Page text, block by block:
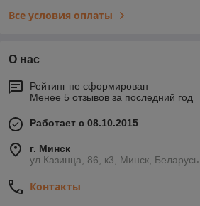
Все условия оплаты
О нас
Рейтинг не сформирован
Менее 5 отзывов за последний год
Работает с 08.10.2015
г. Минск
ул.Казинца, 86, к3, Минск, Беларусь
Контакты